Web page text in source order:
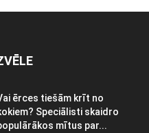
ērces tiešām krīt no
Speciālisti skaidro
mītus par...